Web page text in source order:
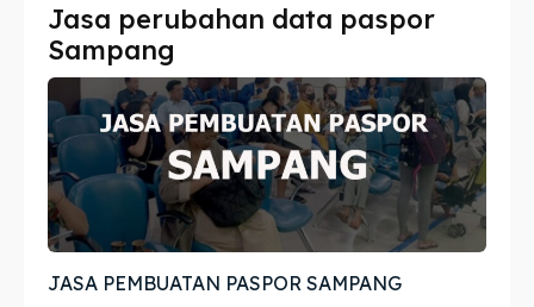
Imta
Legalisir
Apostille
Penerjemah
Asuransi
Imta
Legalisir
Apostille
Penerjemah
Asuransi
Jasa perubahan data paspor
Sampang
JASA PEMBUATAN PASPOR SAMPANG